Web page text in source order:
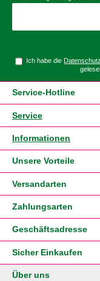
Ich habe die
Service-Hotline
Service
Informationen
Unsere Vorteile
Versandarten
Zahlungsarten
Geschäftsadresse
Sicher Einkaufen
Über uns